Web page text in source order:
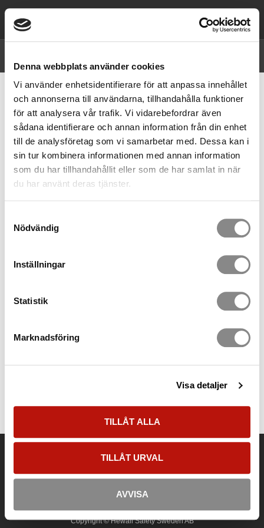
Denna webbplats använder cookies
Vi använder enhetsidentifierare för att anpassa innehållet
och annonserna till användarna, tillhandahålla funktioner
för att analysera vår trafik. Vi vidarebefordrar även
sådana identifierare och annan information från din enhet
till de analysföretag som vi samarbetar med. Dessa kan i
sin tur kombinera informationen med annan information
som du har tillhandahållit eller som de har samlat in när
du har använt deras tjänster.
Nödvändig
Inställningar
Statistik
Marknadsföring
Visa detaljer
TILLÅT ALLA
TILLÅT URVAL
AVVISA
0,00 SEK
Priser visasexkl. moms
RISKER VID VISSA TYPER AV
ARBETEN AFS 2023:13
Arbetsmiljöverkets föreskrifter
Risker vid vissa typer av arbeten AFS 2023:13
Adress:
Betongvägen 7, Lokal 33, 142 50 Skogås
Copyright © Hewall Safety Sweden AB